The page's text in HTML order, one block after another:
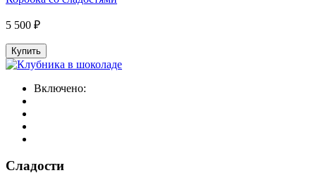
5 500 ₽
Купить
Включено:
Сладости